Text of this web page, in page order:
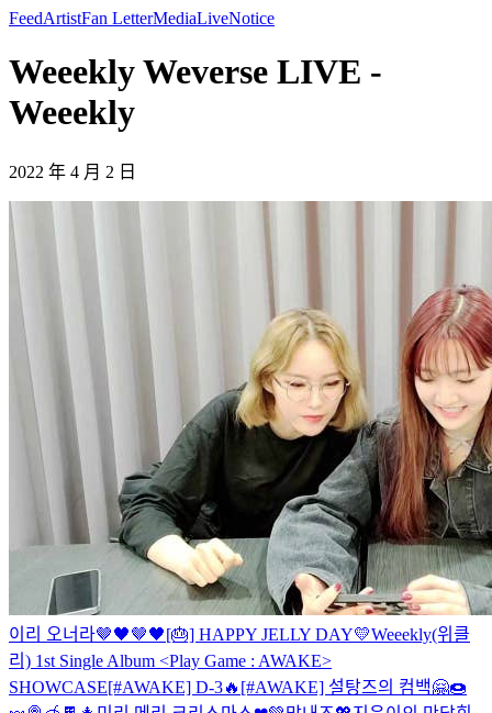
FeedArtistFan LetterMediaLiveNotice
Weeekly Weverse LIVE -
Weeekly
2022 年 4 月 2 日
이리 오너라🤎🖤🤎🖤[🎂] HAPPY JELLY DAY💛Weeekly(위클
리) 1st Single Album <Play Game : AWAKE>
SHOWCASE[#AWAKE] D-3🔥 [#AWAKE] 설탕즈의 컴백🤗🍩